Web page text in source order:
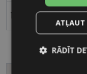
18
ATĻAUT
RĀDĪT